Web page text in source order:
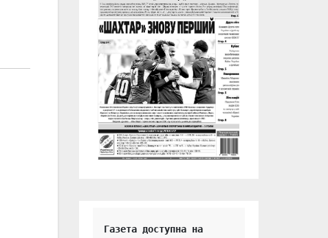
Газета доступна на